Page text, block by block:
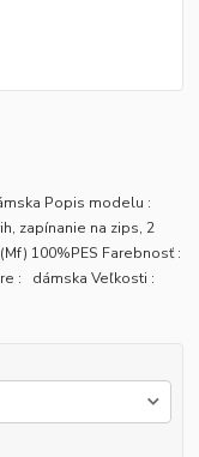
Popis modelu :
zapínanie na zips, 2
100%PES Farebnosť :
: dámska Veľkosti :